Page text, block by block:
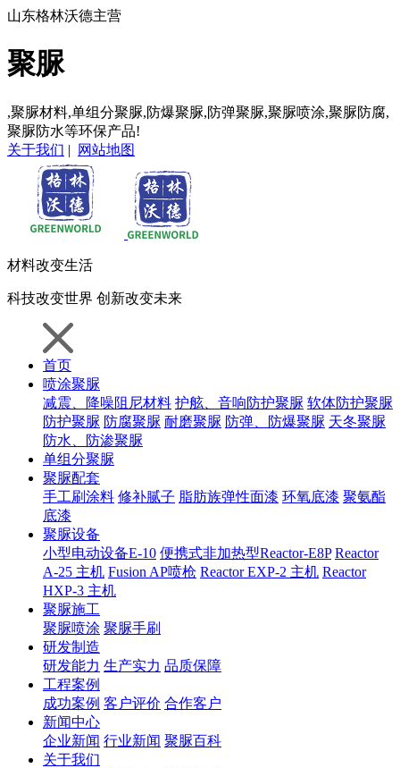
山东格林沃德主营
聚脲
,聚脲材料,单组分聚脲,防爆聚脲,防弹聚脲,聚脲喷涂,聚脲防腐,
聚脲防水等环保产品!
关于我们 | 网站地图
材料改变生活
科技改变世界 创新改变未来
首页
喷涂聚脲
减震、降噪阻尼材料 护舷、音响防护聚脲 软体防护聚脲
防护聚脲 防腐聚脲 耐磨聚脲 防弹、防爆聚脲 天冬聚脲
防水、防渗聚脲
单组分聚脲
聚脲配套
手工刷涂料 修补腻子 脂肪族弹性面漆 环氧底漆 聚氨酯
底漆
聚脲设备
小型电动设备E-10 便携式非加热型Reactor-E8P Reactor
A-25 主机 Fusion AP喷枪 Reactor EXP-2 主机 Reactor
HXP-3 主机
聚脲施工
聚脲喷涂 聚脲手刷
研发制造
研发能力 生产实力 品质保障
工程案例
成功案例 客户评价 合作客户
新闻中心
企业新闻 行业新闻 聚脲百科
关于我们